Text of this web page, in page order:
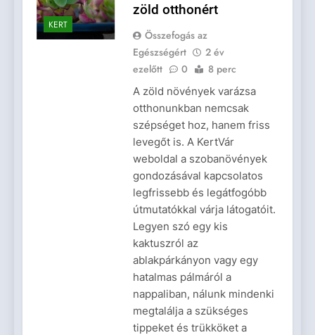
KERT
zöld otthonért
Összefogás az
Egészségért
2 év
ezelőtt
0 8 perc
A zöld növények varázsa
otthonunkban nemcsak
szépséget hoz, hanem friss
levegőt is. A KertVár
weboldal a szobanövények
gondozásával kapcsolatos
legfrissebb és legátfogóbb
útmutatókkal várja látogatóit.
Legyen szó egy kis
kaktuszról az
ablakpárkányon vagy egy
hatalmas pálmáról a
nappaliban, nálunk mindenki
megtalálja a szükséges
tippeket és trükköket a